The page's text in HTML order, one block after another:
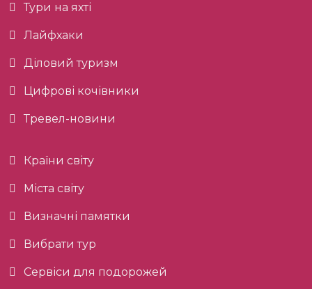
Тури на яхті
Лайфхаки
Діловий туризм
Цифрові кочівники
Тревел-новини
Країни світу
Міста світу
Визначні памятки
Вибрати тур
Сервіси для подорожей